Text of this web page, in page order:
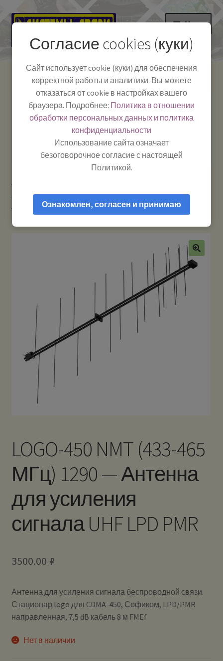
Перейти
навигации
Перейти
содержимому
Меню
Как пользоваться
Полезная информация
Мой аккаунт
Системы Связи:
г. Красноярск, ул.
Работаем:Пн-Пт:
10:00–18:00
-
Телефон:+7-
391-249-1040
Тел.|WA|Telegram:
+79029904090
базовые CB / VHF / UHF
LOGO-450 NMT (433-465 МГц) 1290 —
Антенна для усиления сигнала UHF LPD PMR
LOGO-450 NMT (433-465
МГц) 1290 — Антенна
для усиления
сигнала UHF LPD PMR
3500.00 ₽
Антенна для усиления сигнала беспроводной связи.
Стационар logo для CDMA-450, Софиком, LPD/PMR
направленная, 7,5 dB кабель 8 м FMEf
Нет в наличии
Согласие cookies (куки)
Сайт использует cookie (куки) для обеспечения
корректной работы и аналитики. Вы можете
отказаться от cookie в настройках вашего
браузера. Подробнее: Политика в отношении
обработки персональных данных и политика
конфиденциальности
Использование сайта означает
безоговорочное согласие с настоящей
Политикой.
Ознакомлен, согласен и принимаю